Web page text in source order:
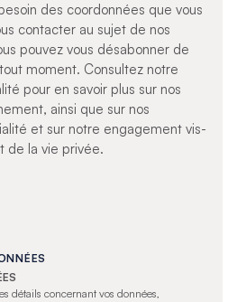
des coordonnées que vous
contacter au sujet de nos
pouvez vous désabonner de
moment. Consultez notre
pour en savoir plus sur nos
ainsi que sur nos
et sur notre engagement vis-
de la vie privée.
détails concernant vos données,